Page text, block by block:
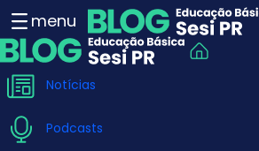
Como ajudar em
menu
Notícias
Podcasts